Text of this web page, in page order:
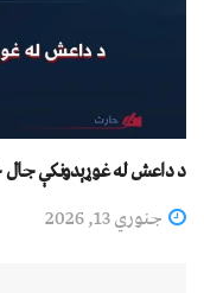
د داعش له غوړېدونکې
جنوري 13, 2026